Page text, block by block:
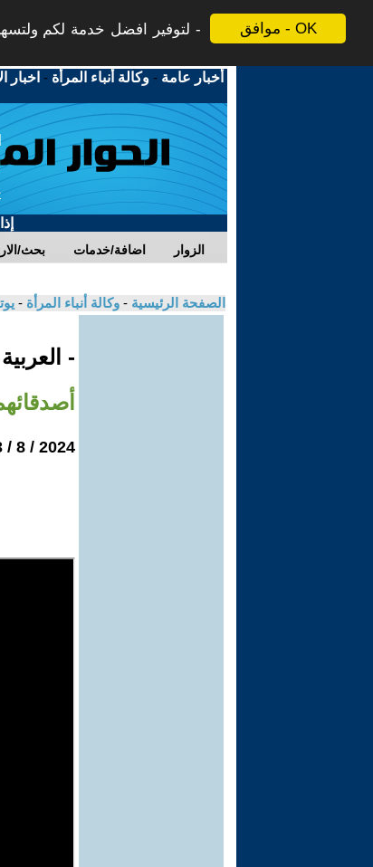
موافق - OK
لتوفير افضل خدمة لكم
أخبار عامة -وكالة أنباء المرأة - اخبار
بحث/ اضافة/خدمات الزوار
الصفحة الرئيسية - وكالة أنباء المرأة -
- العربية
2024 / 8 / 13